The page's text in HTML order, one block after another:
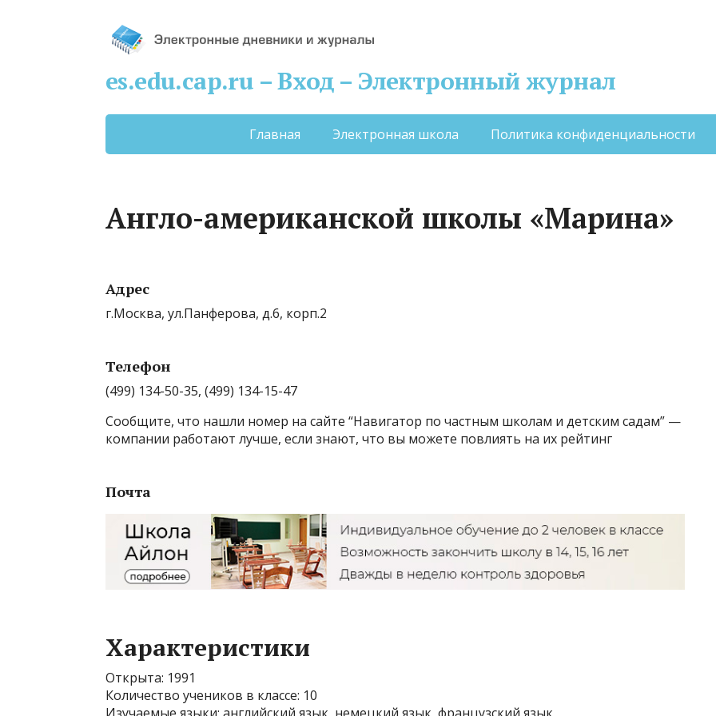
es.edu.cap.ru – Вход – Электронный журнал
Главная Электронная школа Политика конфиденциальности
Англо-американской школы «Марина»
Адрес
г.Москва, ул.Панферова, д.6, корп.2
Телефон
(499) 134-50-35, (499) 134-15-47
Сообщите, что нашли номер на сайте “Навигатор по частным школам и детским садам” —
компании работают лучше, если знают, что вы можете повлиять на их рейтинг
Почта
Характеристики
Открыта: 1991
Количество учеников в классе: 10